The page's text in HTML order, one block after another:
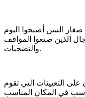
السن أصبحوا اليوم
الذين صنعوا المواقف
والتضحيات.
التعيينات التي تقوم